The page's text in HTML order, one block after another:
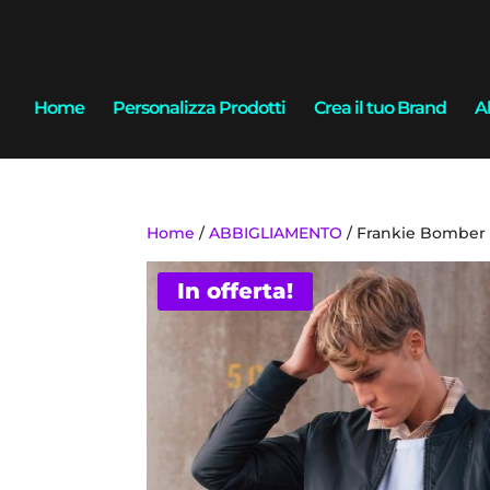
Home Personalizza Prodotti Crea il tuo Brand
Home /ABBIGLIAMENTO / Frankie Bomber
In offerta!